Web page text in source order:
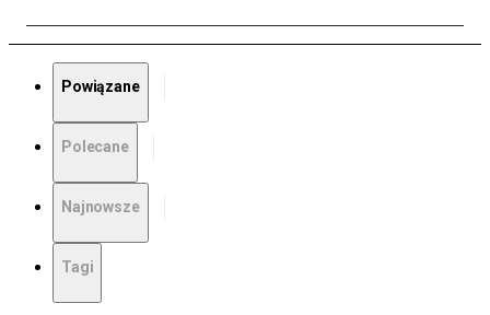
Powiązane
Polecane
Najnowsze
Tagi